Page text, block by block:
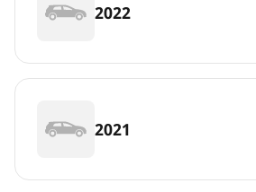
2022
2021